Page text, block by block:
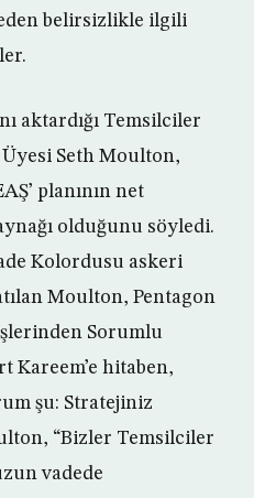
belirsizlikle ilgili
aktardığı Temsilciler
Seth Moulton,
planının net
olduğunu söyledi.
Kolordusu askeri
Moulton, Pentagon
Sorumlu
Kareem’e hitaben,
şu: Stratejiniz
“Bizler Temsilciler
vadede